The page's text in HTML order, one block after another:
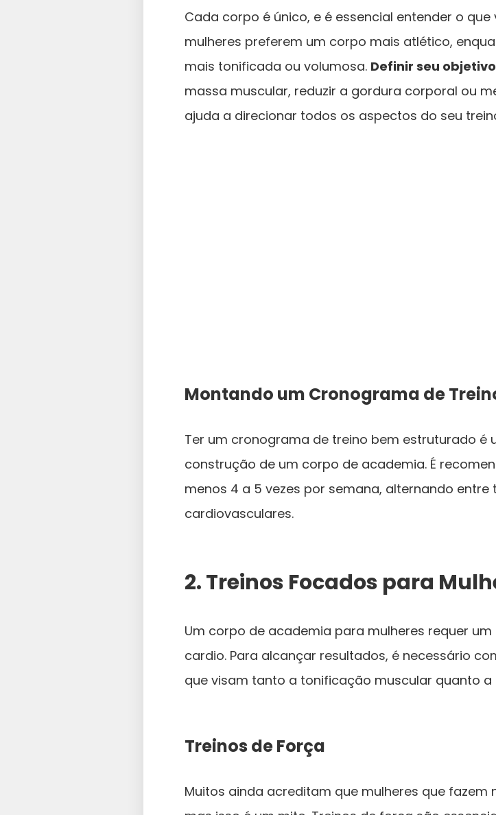
Cada corpo é único, e é essencial entender o
mulheres preferem um corpo mais atlético,
mais tonificada ou volumosa. Definir seu objetivo
massa muscular, reduzir a gordura corporal ou
ajuda a direcionar todos os aspectos do seu
Montando um Cronograma de
Ter um cronograma de treino bem estruturado
construção de um corpo de academia. É
menos 4 a 5 vezes por semana, alternando
cardiovasculares.
2. Treinos Focados para
Um corpo de academia para mulheres requer
cardio. Para alcançar resultados, é necessário
que visam tanto a tonificação muscular quanto a
Treinos de Força
Muitos ainda acreditam que mulheres que fazem